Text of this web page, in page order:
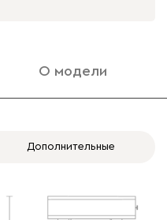
О модели
Дополнительные